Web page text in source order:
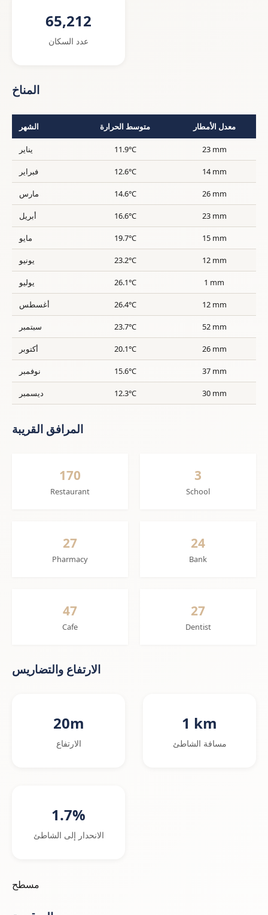
65,212
عدد السكان
المناخ
الشهر متوسط الحرارة معدل الأمطار
يناير 11.9°C 23 mm
فبراير 12.6°C 14 mm
مارس 14.6°C 26 mm
أبريل 16.6°C 23 mm
مايو 19.7°C 15 mm
يونيو 23.2°C 12 mm
يوليو 26.1°C 1 mm
أغسطس 26.4°C 12 mm
سبتمبر 23.7°C 52 mm
أكتوبر 20.1°C 26 mm
نوفمبر 15.6°C 37 mm
ديسمبر 12.3°C 30 mm
المرافق القريبة
170
Restaurant
3
School
27
Pharmacy
24
Bank
47
Cafe
27
Dentist
الارتفاع والتضاريس
20m
الارتفاع
1 km
مسافة الشاطئ
1.7%
الانحدار إلى الشاطئ
مسطح